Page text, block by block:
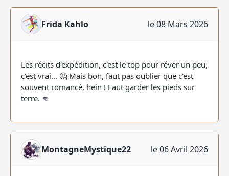
Frida Kahlo le 08 Mars 2026
Les récits d'expédition, c'est le top pour réver un peu,
c'est vrai... 🤔 Mais bon, faut pas oublier que c'est
souvent romancé, hein ! Faut garder les pieds sur
terre. 👊
MontagneMystique22 le 06 Avril 2026